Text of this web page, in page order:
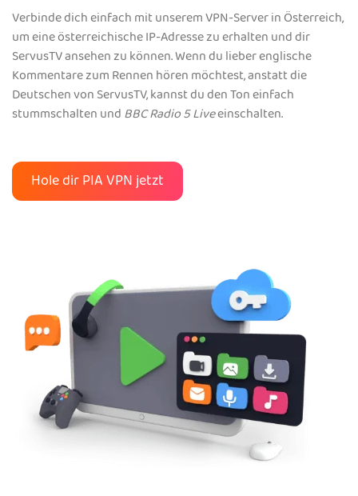
Verbinde dich einfach mit unserem VPN-Server in Österreich,
um eine österreichische IP-Adresse zu erhalten und dir
ServusTV ansehen zu können. Wenn du lieber englische
Kommentare zum Rennen hören möchtest, anstatt die
Deutschen von ServusTV, kannst du den Ton einfach
stummschalten undBBC Radio 5 Liveeinschalten.
Hole dir PIA VPN jetzt